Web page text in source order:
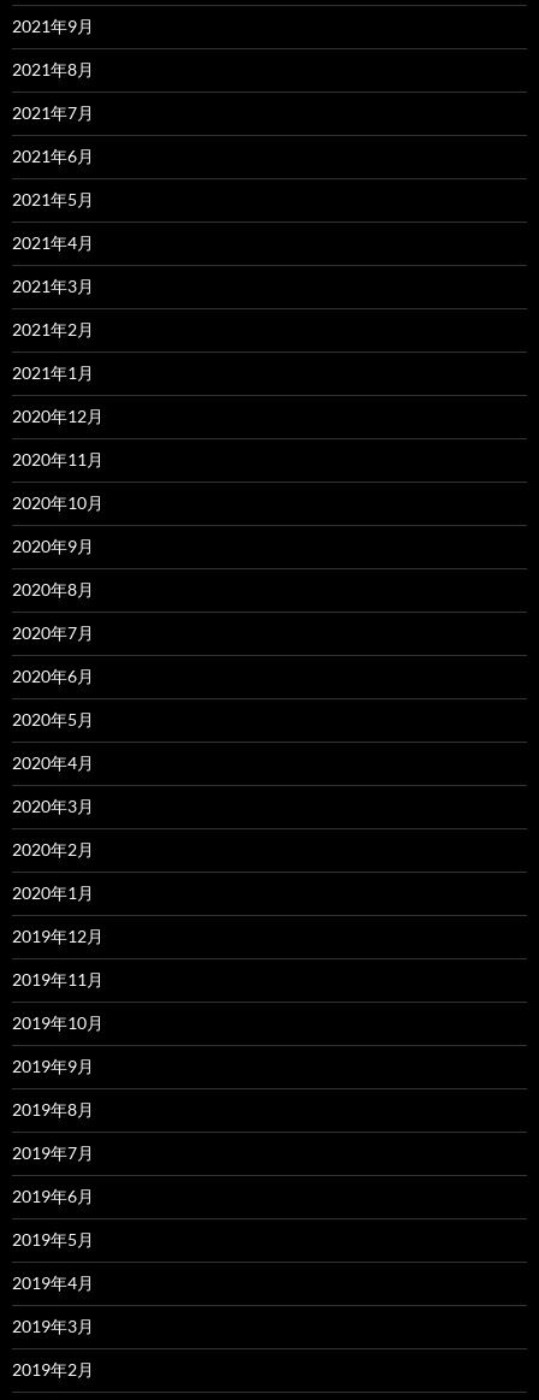
2021年9月
2021年8月
2021年7月
2021年6月
2021年5月
2021年4月
2021年3月
2021年2月
2021年1月
2020年12月
2020年11月
2020年10月
2020年9月
2020年8月
2020年7月
2020年6月
2020年5月
2020年4月
2020年3月
2020年2月
2020年1月
2019年12月
2019年11月
2019年10月
2019年9月
2019年8月
2019年7月
2019年6月
2019年5月
2019年4月
2019年3月
2019年2月